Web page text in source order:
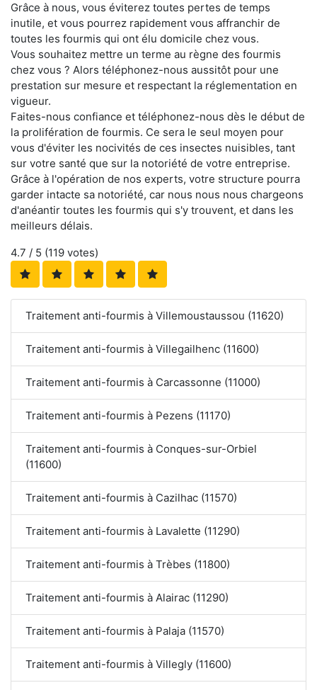
Grâce à nous, vous éviterez toutes pertes de temps
inutile, et vous pourrez rapidement vous affranchir de
toutes les fourmis qui ont élu domicile chez vous.
Vous souhaitez mettre un terme au règne des fourmis
chez vous ? Alors téléphonez-nous aussitôt pour une
prestation sur mesure et respectant la réglementation en
vigueur.
Faites-nous confiance et téléphonez-nous dès le début de
la prolifération de fourmis. Ce sera le seul moyen pour
vous d'éviter les nocivités de ces insectes nuisibles, tant
sur votre santé que sur la notoriété de votre entreprise.
Grâce à l'opération de nos experts, votre structure pourra
garder intacte sa notoriété, car nous nous nous chargeons
d'anéantir toutes les fourmis qui s'y trouvent, et dans les
meilleurs délais.
4.7 / 5 (119 votes)
Traitement anti-fourmis à Villemoustaussou (11620)
Traitement anti-fourmis à Villegailhenc (11600)
Traitement anti-fourmis à Carcassonne (11000)
Traitement anti-fourmis à Pezens (11170)
Traitement anti-fourmis à Conques-sur-Orbiel
(11600)
Traitement anti-fourmis à Cazilhac (11570)
Traitement anti-fourmis à Lavalette (11290)
Traitement anti-fourmis à Trèbes (11800)
Traitement anti-fourmis à Alairac (11290)
Traitement anti-fourmis à Palaja (11570)
Traitement anti-fourmis à Villegly (11600)